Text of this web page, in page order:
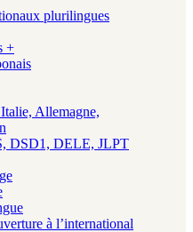
plurilingues
+
Allemagne,
DSD1, DELE, JLPT
à l’international